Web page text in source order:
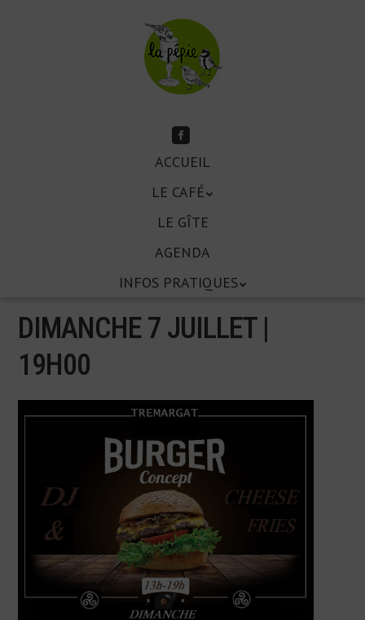
Facebook
ACCUEIL
LE CAFÉ
LE GÎTE
AGENDA
INFOS PRATIQUES
DIMANCHE 7 JUILLET |
19H00